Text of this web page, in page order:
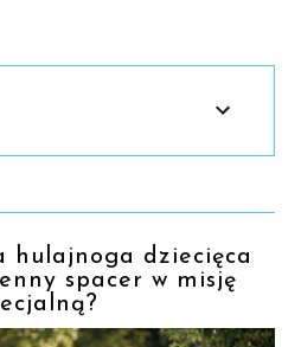
hulajnoga dziecięca
spacer w misję